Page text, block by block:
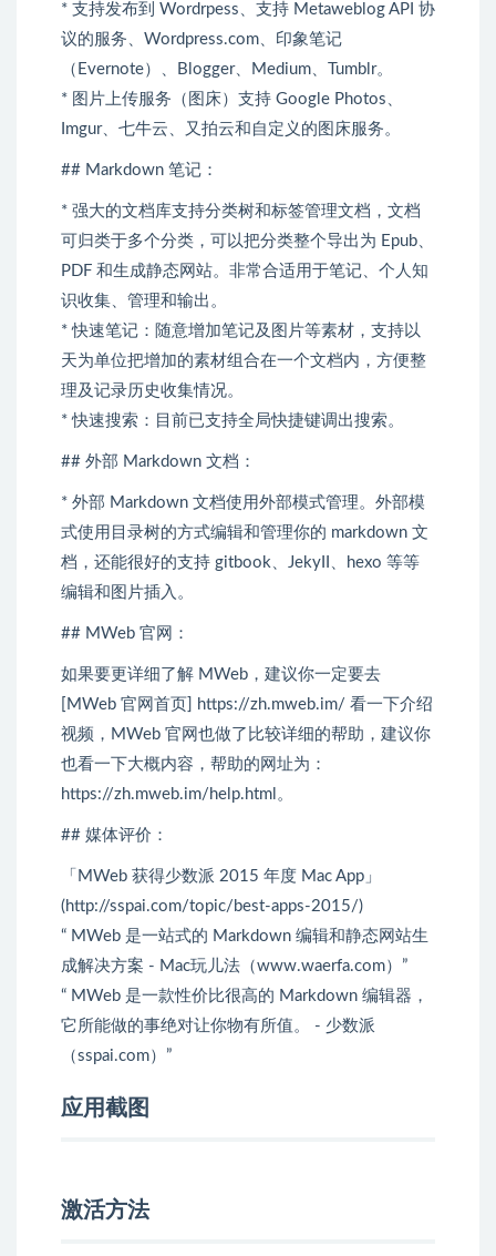
* 支持发布到 Wordrpess、支持 Metaweblog API 协
议的服务、Wordpress.com、印象笔记
（Evernote）、Blogger、Medium、Tumblr。
* 图片上传服务（图床）支持 Google Photos、
Imgur、七牛云、又拍云和自定义的图床服务。
## Markdown 笔记：
* 强大的文档库支持分类树和标签管理文档，文档
可归类于多个分类，可以把分类整个导出为 Epub、
PDF 和生成静态网站。非常合适用于笔记、个人知
识收集、管理和输出。
* 快速笔记：随意增加笔记及图片等素材，支持以
天为单位把增加的素材组合在一个文档内，方便整
理及记录历史收集情况。
* 快速搜索：目前已支持全局快捷键调出搜索。
## 外部 Markdown 文档：
* 外部 Markdown 文档使用外部模式管理。外部模
式使用目录树的方式编辑和管理你的 markdown 文
档，还能很好的支持 gitbook、JekyII、hexo 等等
编辑和图片插入。
## MWeb 官网：
如果要更详细了解 MWeb，建议你一定要去
[MWeb 官网首页] https://zh.mweb.im/ 看一下介绍
视频，MWeb 官网也做了比较详细的帮助，建议你
也看一下大概内容，帮助的网址为：
https://zh.mweb.im/help.html。
## 媒体评价：
「MWeb 获得少数派 2015 年度 Mac App」
(http://sspai.com/topic/best-apps-2015/)
“ MWeb 是一站式的 Markdown 编辑和静态网站生
成解决方案 - Mac玩儿法（www.waerfa.com）”
“ MWeb 是一款性价比很高的 Markdown 编辑器，
它所能做的事绝对让你物有所值。 - 少数派
（sspai.com）”
应用截图
激活方法